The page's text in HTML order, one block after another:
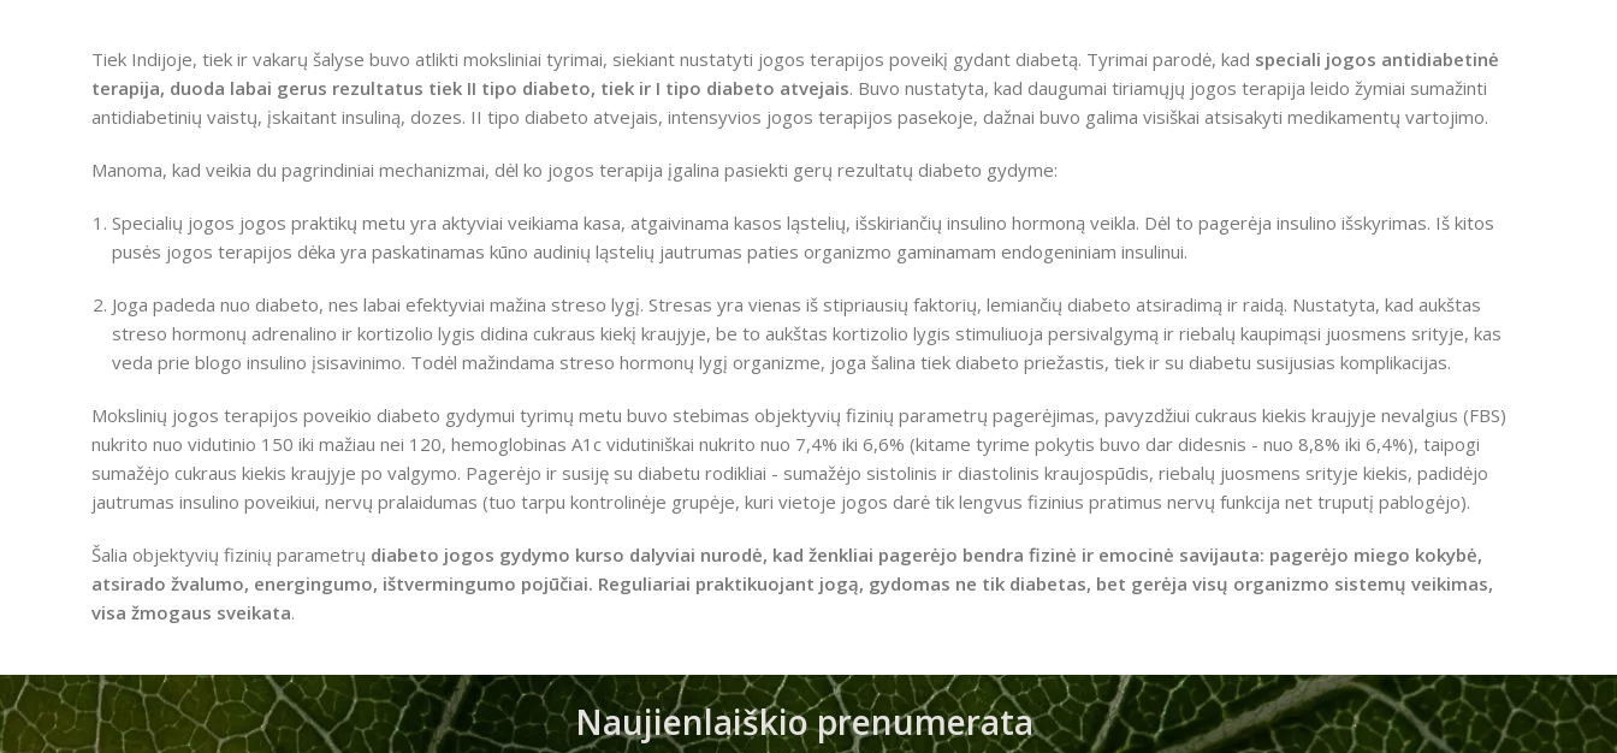
Tiek Indijoje, tiek ir vakarų šalyse buvo atlikti moksliniai tyrimai, siekiant nustatyti jogos terapijos poveikį gydant diabetą. Tyrimai parodė, kad speciali jogos antidiabetinė
terapija, duoda labai gerus rezultatus tiek II tipo diabeto, tiek ir I tipo diabeto atvejais. Buvo nustatyta, kad daugumai tiriamųjų jogos terapija leido žymiai sumažinti
antidiabetinių vaistų, įskaitant insuliną, dozes. II tipo diabeto atvejais, intensyvios jogos terapijos pasekoje, dažnai buvo galima visiškai atsisakyti medikamentų vartojimo.
Manoma, kad veikia du pagrindiniai mechanizmai, dėl ko jogos terapija įgalina pasiekti gerų rezultatų diabeto gydyme:
Specialių jogos jogos praktikų metu yra aktyviai veikiama kasa, atgaivinama kasos ląstelių, išskiriančių insulino hormoną veikla. Dėl to pagerėja insulino išskyrimas. Iš kitos
pusės jogos terapijos dėka yra paskatinamas kūno audinių ląstelių jautrumas paties organizmo gaminamam endogeniniam insulinui.
Joga padeda nuo diabeto, nes labai efektyviai mažina streso lygį. Stresas yra vienas iš stipriausių faktorių, lemiančių diabeto atsiradimą ir raidą. Nustatyta, kad aukštas
streso hormonų adrenalino ir kortizolio lygis didina cukraus kiekį kraujyje, be to aukštas kortizolio lygis stimuliuoja persivalgymą ir riebalų kaupimąsi juosmens srityje, kas
veda prie blogo insulino įsisavinimo. Todėl mažindama streso hormonų lygį organizme, joga šalina tiek diabeto priežastis, tiek ir su diabetu susijusias komplikacijas.
Mokslinių jogos terapijos poveikio diabeto gydymui tyrimų metu buvo stebimas objektyvių fizinių parametrų pagerėjimas, pavyzdžiui cukraus kiekis kraujyje nevalgius (FBS)
nukrito nuo vidutinio 150 iki mažiau nei 120, hemoglobinas A1c vidutiniškai nukrito nuo 7,4% iki 6,6% (kitame tyrime pokytis buvo dar didesnis - nuo 8,8% iki 6,4%), taipogi
sumažėjo cukraus kiekis kraujyje po valgymo. Pagerėjo ir susiję su diabetu rodikliai - sumažėjo sistolinis ir diastolinis kraujospūdis, riebalų juosmens srityje kiekis, padidėjo
jautrumas insulino poveikiui, nervų pralaidumas (tuo tarpu kontrolinėje grupėje, kuri vietoje jogos darė tik lengvus fizinius pratimus nervų funkcija net truputį pablogėjo).
Šalia objektyvių fizinių parametrų diabeto jogos gydymo kurso dalyviai nurodė, kad ženkliai pagerėjo bendra fizinė ir emocinė savijauta: pagerėjo miego kokybė,
atsirado žvalumo, energingumo, ištvermingumo pojūčiai. Reguliariai praktikuojant jogą, gydomas ne tik diabetas, bet gerėja visų organizmo sistemų veikimas,
visa žmogaus sveikata.
Naujienlaiškio prenumerata